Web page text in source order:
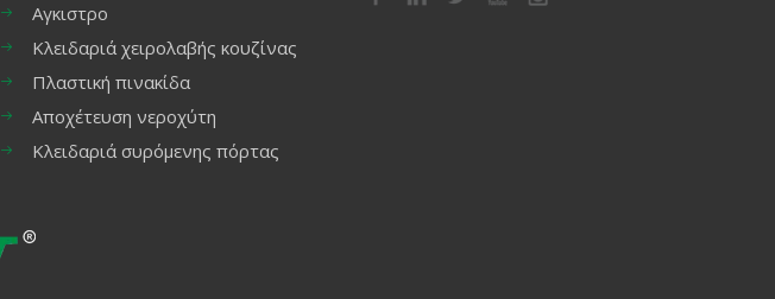
Αγκιστρο
Κλειδαριά χειρολαβής κουζίνας
Πλαστική πινακίδα
Αποχέτευση νεροχύτη
Κλειδαριά συρόμενης πόρτας